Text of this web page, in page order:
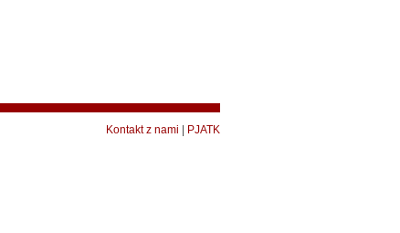
Kontakt z nami PJATK